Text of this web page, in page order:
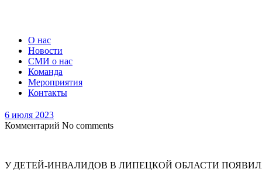
О нас
Новости
СМИ о нас
Команда
Мероприятия
Контакты
6 июля 2023
Комментарий No comments
У ДЕТЕЙ-ИНВАЛИДОВ В ЛИПЕЦКОЙ ОБЛАСТИ